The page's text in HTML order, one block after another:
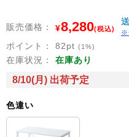
販売価格： ¥8,280(税込) ※
ポイント： 82pt (1%)
在庫状況： 在庫あり
8/10(月) 出荷予定
色違い